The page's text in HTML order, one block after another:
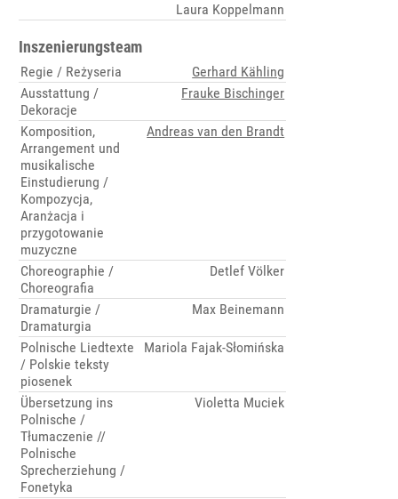
Laura Koppelmann
Inszenierungsteam
Regie / Reżyseria
Gerhard Kähling
Ausstattung /
Dekoracje
Frauke Bischinger
Komposition,
Arrangement und
musikalische
Einstudierung /
Kompozycja,
Aranżacja i
przygotowanie
muzyczne
Andreas van den Brandt
Choreographie /
Choreografia
Detlef Völker
Dramaturgie /
Dramaturgia
Max Beinemann
Polnische Liedtexte
/ Polskie teksty
piosenek
Mariola Fajak-Słomińska
Übersetzung ins
Polnische /
Tłumaczenie //
Polnische
Sprecherziehung /
Fonetyka
Violetta Muciek